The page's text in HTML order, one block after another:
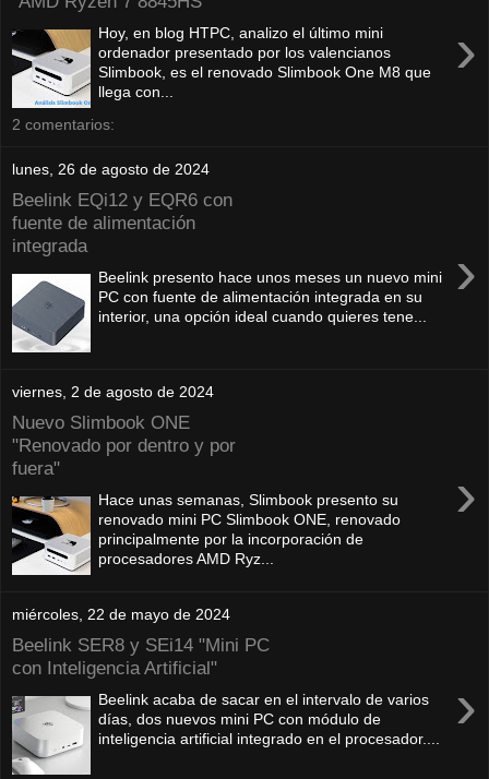
›
Hoy, en blog HTPC, analizo el último mini
ordenador presentado por los valencianos
Slimbook, es el renovado Slimbook One M8 que
llega con...
2 comentarios:
lunes, 26 de agosto de 2024
Beelink EQi12 y EQR6 con
fuente de alimentación
integrada
›
Beelink presento hace unos meses un nuevo mini
PC con fuente de alimentación integrada en su
interior, una opción ideal cuando quieres tene...
viernes, 2 de agosto de 2024
Nuevo Slimbook ONE
"Renovado por dentro y por
fuera"
›
Hace unas semanas, Slimbook presento su
renovado mini PC Slimbook ONE, renovado
principalmente por la incorporación de
procesadores AMD Ryz...
miércoles, 22 de mayo de 2024
Beelink SER8 y SEi14 "Mini PC
con Inteligencia Artificial"
›
Beelink acaba de sacar en el intervalo de varios
días, dos nuevos mini PC con módulo de
inteligencia artificial integrado en el procesador....